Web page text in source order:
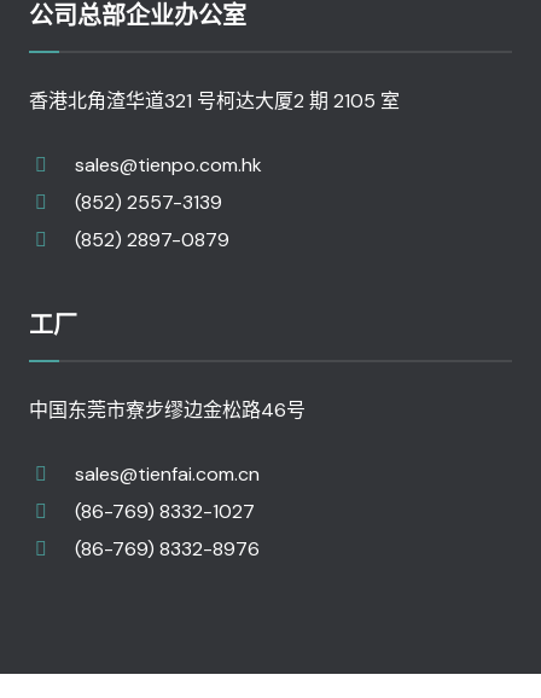
公司总部企业办公室
香港北角渣华道321 号柯达大厦2 期 2105 室
sales@tienpo.com.hk
(852) 2557-3139
(852) 2897-0879
工厂
中国东莞市寮步缪边金松路46号
sales@tienfai.com.cn
(86-769) 8332-1027
(86-769) 8332-8976